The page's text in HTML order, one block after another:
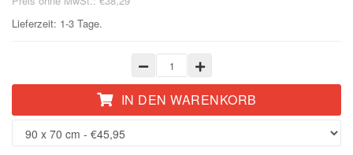
Lieferzeit: 1-3 Tage.
IN DEN WARENKORB